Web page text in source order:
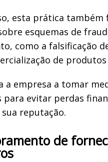
esta prática também
esquemas de
como a falsificação
de
a empresa a tomar
para evitar perdas
reputação.
de